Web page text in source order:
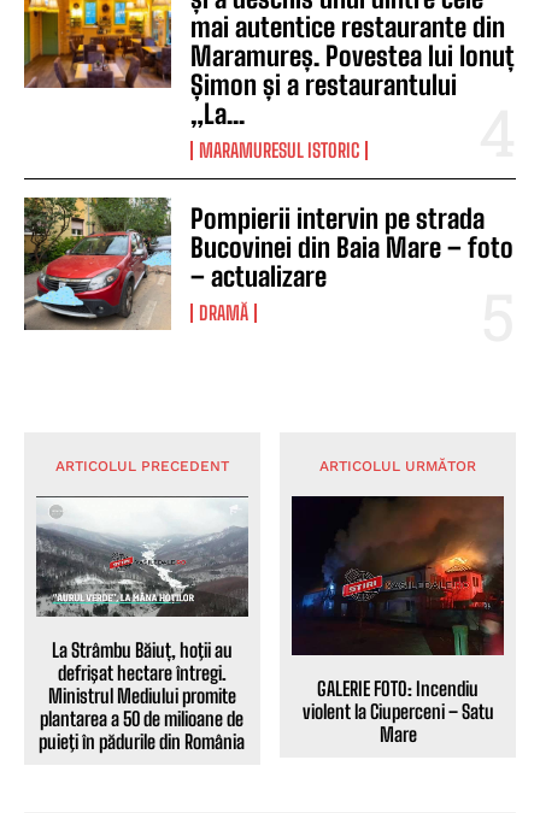
mai autentice restaurante din
Maramureș. Povestea lui Ionuț
Șimon și a restaurantului
„La...
MARAMURESUL ISTORIC
Pompierii intervin pe strada
Bucovinei din Baia Mare – foto
– actualizare
DRAMĂ
ARTICOLUL PRECEDENT
La Strâmbu Băiuț, hoţii au
defrişat hectare întregi.
Ministrul Mediului promite
plantarea a 50 de milioane de
puieţi în pădurile din România
ARTICOLUL URMĂTOR
GALERIE FOTO: Incendiu
violent la Ciuperceni – Satu
Mare